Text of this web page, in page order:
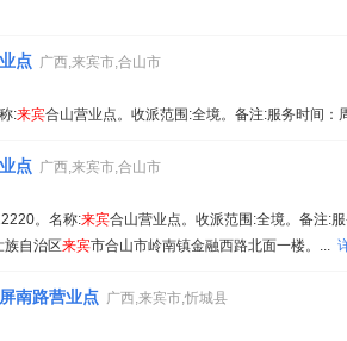
点 广西,来宾市,合山市
:来宾合山营业点。收派范围:全境。备注:服务时间
点 广西,来宾市,合山市
。名称:来宾合山营业点。收派范围:全境。备注:
族自治区来宾市合山市岭南镇金融西路北面一楼。...
南路营业点 广西,来宾市,忻城县